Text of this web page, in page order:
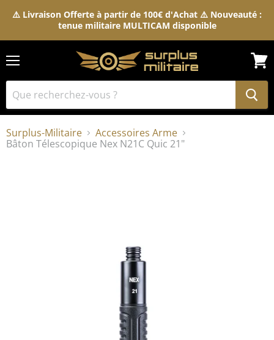
⚠️ Livraison Offerte à partir de 100€ d'Achat ⚠️ Nouveauté :
tenue militaire MULTICAM disponible
le
Surplus-Militaire
Accessoires Arme
Bâton Télescopique Nex N21C Quic 21"